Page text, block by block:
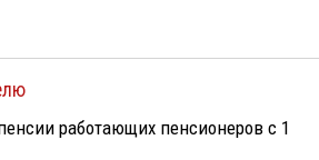
работающих пенсионеров с 1